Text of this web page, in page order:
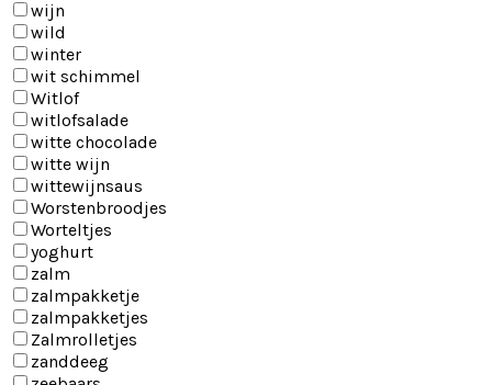
wijn
wild
winter
wit schimmel
Witlof
witlofsalade
witte chocolade
witte wijn
wittewijnsaus
Worstenbroodjes
Worteltjes
yoghurt
zalm
zalmpakketje
zalmpakketjes
Zalmrolletjes
zanddeeg